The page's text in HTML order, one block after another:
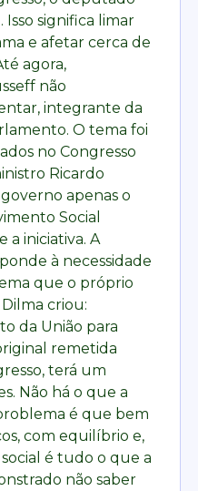
Isso significa limar
e afetar cerca de
agora,
não
integrante da
O tema foi
no Congresso
Ricardo
apenas o
Social
iniciativa. A
à necessidade
que o próprio
criou:
da União para
remetida
terá um
Não há o que a
é que bem
com equilíbrio e,
é tudo o que a
não saber